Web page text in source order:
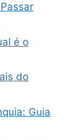
é o
do
Guia